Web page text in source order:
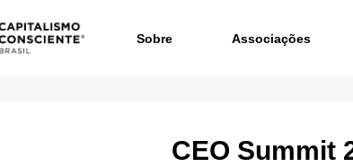
Sobre Associações
CEO Summit